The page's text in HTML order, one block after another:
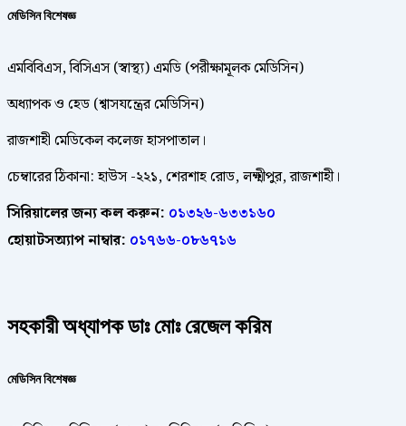
মেডিসিন বিশেষজ্ঞ
এমবিবিএস, বিসিএস (স্বাস্থ্য) এমডি (পরীক্ষামূলক মেডিসিন)
অধ্যাপক ও হেড (শ্বাসযন্ত্রের মেডিসিন)
রাজশাহী মেডিকেল কলেজ হাসপাতাল।
চেম্বারের ঠিকানা: হাউস -২২১, শেরশাহ রোড, লক্ষ্মীপুর, রাজশাহী।
সিরিয়ালের জন্য কল করুন: ০১৩২৬-৬৩৩১৬০
হোয়াটসঅ্যাপ নাম্বার: ০১৭৬৬-০৮৬৭১৬
সহকারী অধ্যাপক ডাঃ মোঃ রেজেল করিম
মেডিসিন বিশেষজ্ঞ